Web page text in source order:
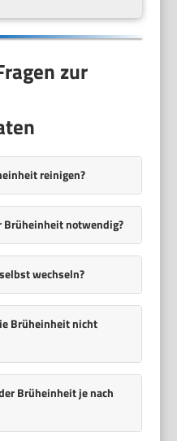
zur
reinigen?
Brüheinheit notwendig?
wechseln?
Brüheinheit nicht
Brüheinheit je nach